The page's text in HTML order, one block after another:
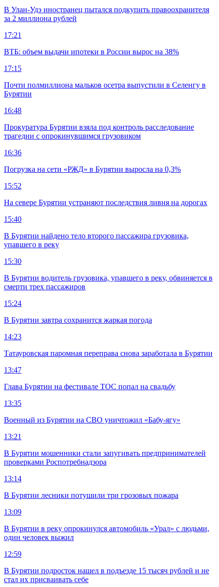
В Улан-Удэ иностранец пытался подкупить правоохранителя
за 2 миллиона рублей
17:21
ВТБ: объем выдачи ипотеки в России вырос на 38%
17:15
Почти полмиллиона мальков осетра выпустили в Селенгу в
Бурятии
16:48
Прокуратура Бурятии взяла под контроль расследование
трагедии с опрокинувшимся грузовиком
16:36
Погрузка на сети «РЖД» в Бурятии выросла на 0,3%
15:52
На севере Бурятии устраняют последствия ливня на дорогах
15:40
В Бурятии найдено тело второго пассажира грузовика,
упавшего в реку
15:30
В Бурятии водитель грузовика, упавшего в реку, обвиняется в
смерти трех пассажиров
15:24
В Бурятии завтра сохранится жаркая погода
14:23
Татауровская паромная переправа снова заработала в Бурятии
13:47
Глава Бурятии на фестивале ТОС попал на свадьбу
13:35
Военный из Бурятии на СВО уничтожил «Бабу-ягу»
13:21
В Бурятии мошенники стали запугивать предпринимателей
проверками Роспотребнадзора
13:14
В Бурятии лесники потушили три грозовых пожара
13:09
В Бурятии в реку опрокинулся автомобиль «Урал» с людьми,
один человек выжил
12:59
В Бурятии подросток нашел в подъезде 15 тысяч рублей и не
стал их присваивать себе